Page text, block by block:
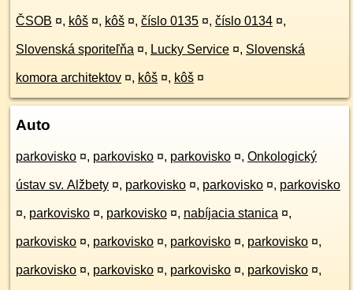
ČSOB ¤, kôš ¤, kôš ¤, číslo 0135 ¤, číslo 0134 ¤,
Slovenská sporiteľňa ¤, Lucky Service ¤, Slovenská
komora architektov ¤, kôš ¤, kôš ¤
Auto
parkovisko ¤, parkovisko ¤, parkovisko ¤, Onkologický
ústav sv. Alžbety ¤, parkovisko ¤, parkovisko ¤, parkovisko
¤, parkovisko ¤, parkovisko ¤, nabíjacia stanica ¤,
parkovisko ¤, parkovisko ¤, parkovisko ¤, parkovisko ¤,
parkovisko ¤, parkovisko ¤, parkovisko ¤, parkovisko ¤,